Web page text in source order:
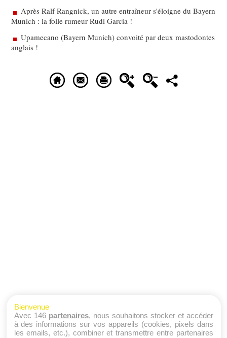
Après Ralf Rangnick, un autre entraîneur s'éloigne du Bayern
Munich : la folle rumeur Rudi Garcia !
Upamecano (Bayern Munich) convoité par deux mastodontes
anglais !
Bienvenue
Avec 146 partenaires, nous souhaitons stocker et accéder
à des informations sur vos appareils (cookies, pixels dans
les emails, etc.), combiner et transmettre entre partenaires